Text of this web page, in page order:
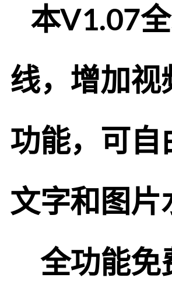
本V1.07
线，增加视
功能，可自
文字和图片
全功能免